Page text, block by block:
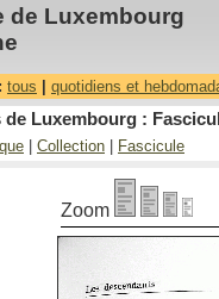
de Luxembourg
tous quotidiens et
Luxembourg :
Collection Fascicule
Zoom